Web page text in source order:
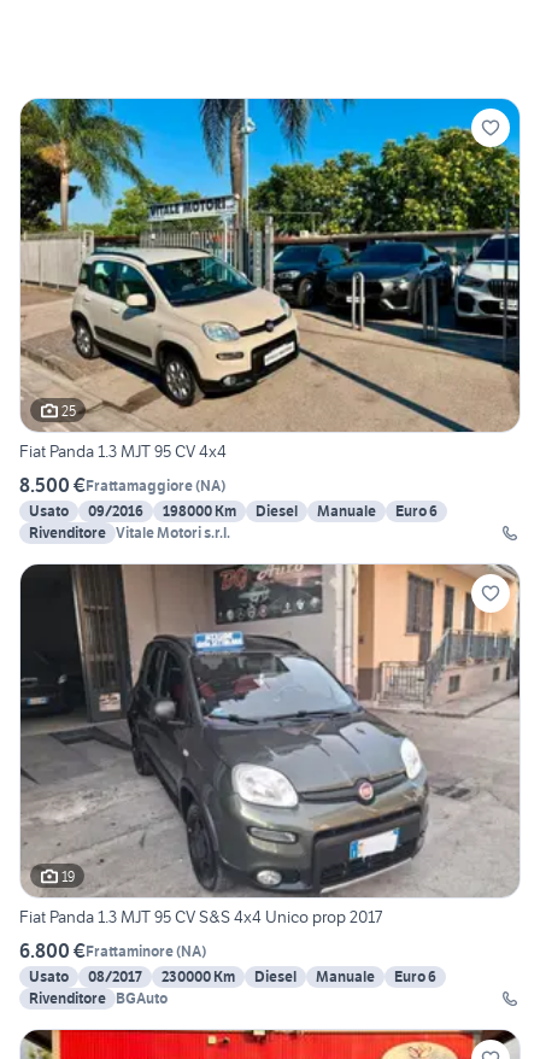
25
Fiat Panda 1.3 MJT 95 CV 4x4
8.500 €Frattamaggiore(NA)
Usato
09/2016 198000 Km Diesel Manuale
Euro 6
Rivenditore Vitale Motori s.r.l.
19
Fiat Panda 1.3 MJT 95 CV S&S 4x4 Unico prop 2017
6.800 €Frattaminore(NA)
Usato
08/2017 230000 Km Diesel Manuale
Euro 6
Rivenditore BGAuto